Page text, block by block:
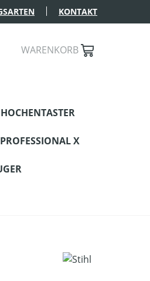
KONTAKT
WARENKORB
HOCHENTASTER
PROFESSIONAL X